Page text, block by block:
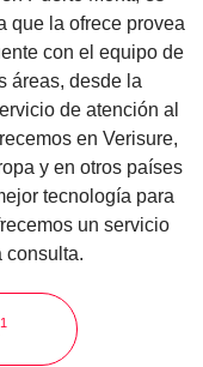
que la ofrece provea
con el equipo de
áreas, desde la
de atención al
en Verisure,
y en otros países
tecnología para
un servicio
consulta.
1